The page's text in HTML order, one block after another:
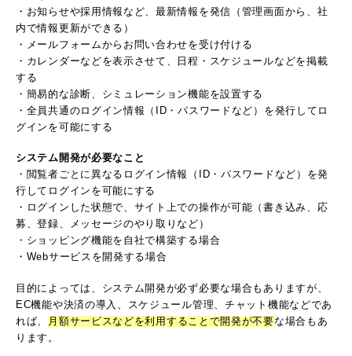
・お知らせや採用情報など、最新情報を発信（管理画面から、社
内で情報更新ができる）
・メールフォームからお問い合わせを受け付ける
・カレンダーなどを表示させて、日程・スケジュールなどを掲載
する
・簡易的な診断、シミュレーション機能を設置する
・全員共通のログイン情報（ID・パスワードなど）を発行してロ
グインを可能にする
システム開発が必要なこと
・閲覧者ごとに異なるログイン情報（ID・パスワードなど）を発
行してログインを可能にする
・ログインした状態で、サイト上での操作が可能（書き込み、応
募、登録、メッセージのやり取りなど）
・ショッピング機能を自社で構築する場合
・Webサービスを開発する場合
目的によっては、システム開発が必ず必要な場合もありますが、
EC機能や決済の導入、スケジュール管理、チャット機能などであ
れば、
月額サービスなどを利用することで開発が不要な場合もあ
ります。